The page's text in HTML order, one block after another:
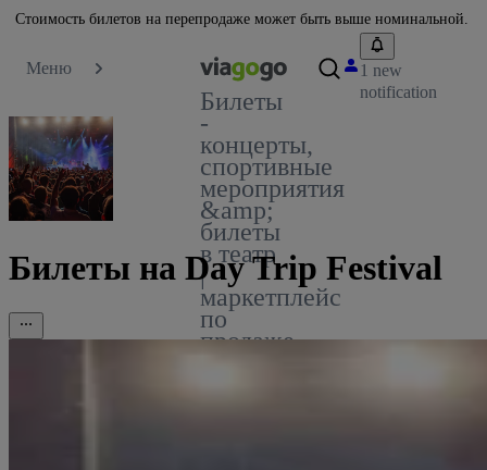
Стоимость билетов на перепродаже может быть выше номинальной.
Меню
Билеты
-
концерты,
спортивные
мероприятия
&amp;
билеты
в театр
|
маркетплейс
по
продаже
билетов
1 new
notification
Билеты на Day Trip Festival